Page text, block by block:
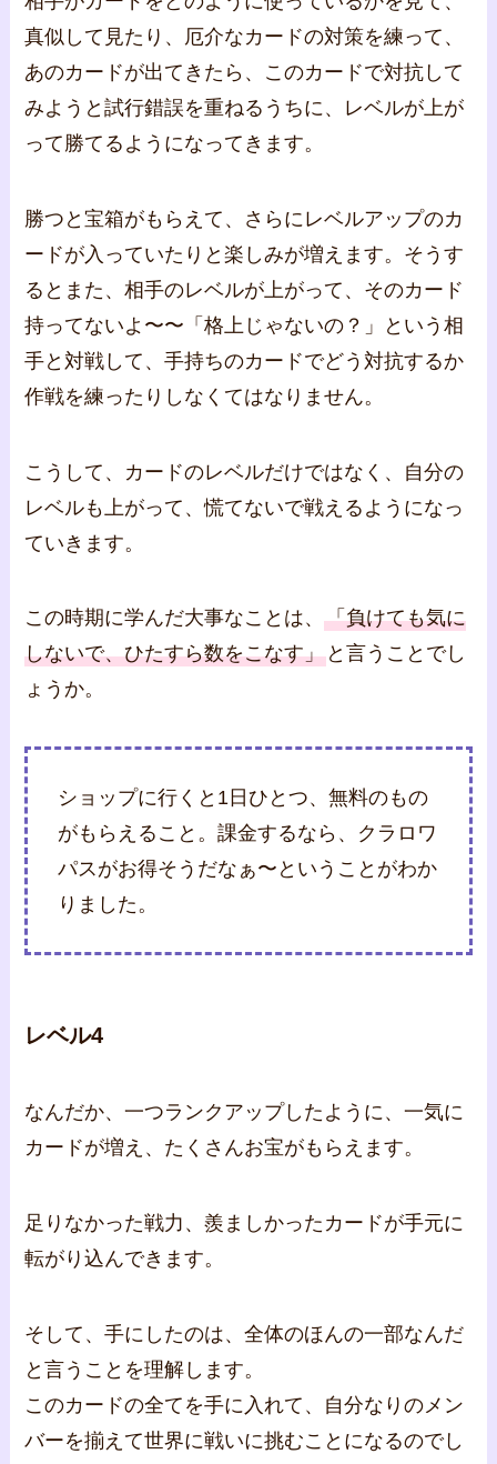
真似して見たり、厄介なカードの対策を練って、
あのカードが出てきたら、このカードで対抗して
みようと試行錯誤を重ねるうちに、レベルが上が
って勝てるようになってきます。
勝つと宝箱がもらえて、さらにレベルアップのカ
ードが入っていたりと楽しみが増えます。そうす
るとまた、相手のレベルが上がって、そのカード
持ってないよ〜〜「格上じゃないの？」という相
手と対戦して、手持ちのカードでどう対抗するか
作戦を練ったりしなくてはなりません。
こうして、カードのレベルだけではなく、自分の
レベルも上がって、慌てないで戦えるようになっ
ていきます。
この時期に学んだ大事なことは、「負けても気に
しないで、ひたすら数をこなす」 と言うことでし
ょうか。
ショップに行くと1日ひとつ、無料のもの
がもらえること。課金するなら、クラロワ
パスがお得そうだなぁ〜ということがわか
りました。
レベル4
なんだか、一つランクアップしたように、一気に
カードが増え、たくさんお宝がもらえます。
足りなかった戦力、羨ましかったカードが手元に
転がり込んできます。
そして、手にしたのは、全体のほんの一部なんだ
と言うことを理解します。
このカードの全てを手に入れて、自分なりのメン
バーを揃えて世界に戦いに挑むことになるのでし